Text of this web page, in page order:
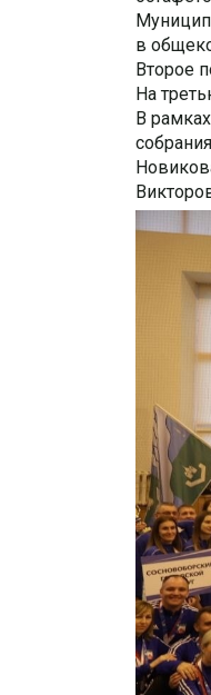
в
Второе
На
В